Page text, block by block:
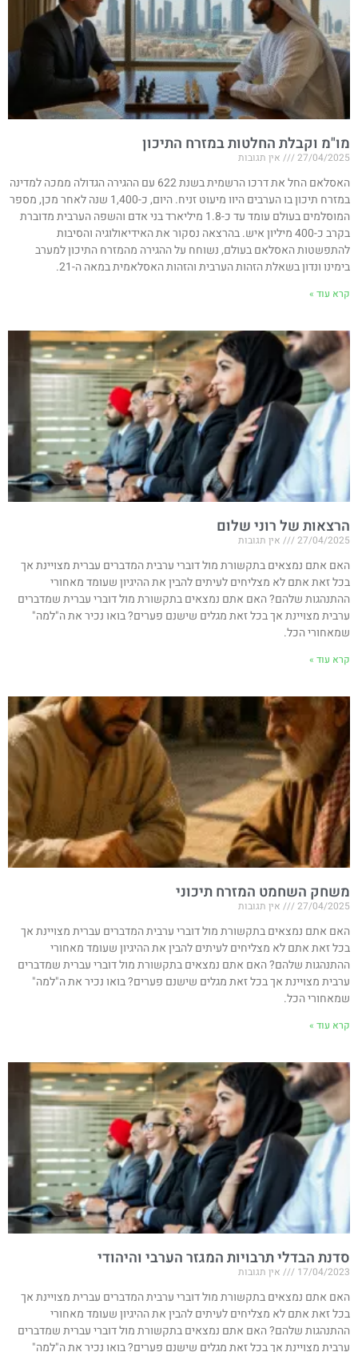
מו"מ וקבלת החלטות במזרח התיכון
27/04/2025 אין תגובות
האסלאם החל את דרכו הרשמית בשנת 622 עם ההגירה הגדולה ממכה למדינה
במזרח תיכון בו הערבים היוו מיעוט זניח. היום, כ-1,400 שנה לאחר מכן, מספר
המוסלמים בעולם עומד עד כ-1.8 מיליארד בני אדם והשפה הערבית מדוברת
בקרב כ-400 מיליון איש. בהרצאה נסקור את האידיאולוגיה והסיבות
להתפשטות האסלאם בעולם, נשוחח על ההגירה מהמזרח התיכון למערב
בימינו ונדון בשאלת הזהות הערבית והזהות האסלאמית במאה ה-21.
קרא עוד »
הרצאות של רוני שלום
27/04/2025 אין תגובות
האם אתם נמצאים בתקשורת מול דוברי ערבית המדברים עברית מצויינת אך
בכל זאת אתם לא מצליחים לעיתים להבין את ההיגיון שעומד מאחורי
ההתנהגות שלהם? האם אתם נמצאים בתקשורת מול דוברי עברית שמדברים
ערבית מצויינת אך בכל זאת מגלים שישנם פערים? בואו נכיר את ה"למה"
שמאחורי הכל.
קרא עוד »
משחק השחמט המזרח תיכוני
27/04/2025 אין תגובות
האם אתם נמצאים בתקשורת מול דוברי ערבית המדברים עברית מצויינת אך
בכל זאת אתם לא מצליחים לעיתים להבין את ההיגיון שעומד מאחורי
ההתנהגות שלהם? האם אתם נמצאים בתקשורת מול דוברי עברית שמדברים
ערבית מצויינת אך בכל זאת מגלים שישנם פערים? בואו נכיר את ה"למה"
שמאחורי הכל.
קרא עוד »
סדנת הבדלי תרבויות המגזר הערבי והיהודי
17/04/2023 אין תגובות
האם אתם נמצאים בתקשורת מול דוברי ערבית המדברים עברית מצויינת אך
בכל זאת אתם לא מצליחים לעיתים להבין את ההיגיון שעומד מאחורי
ההתנהגות שלהם? האם אתם נמצאים בתקשורת מול דוברי עברית שמדברים
ערבית מצויינת אך בכל זאת מגלים שישנם פערים? בואו נכיר את ה"למה"